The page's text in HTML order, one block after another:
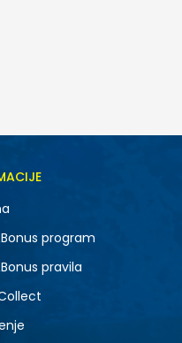
program
pravila